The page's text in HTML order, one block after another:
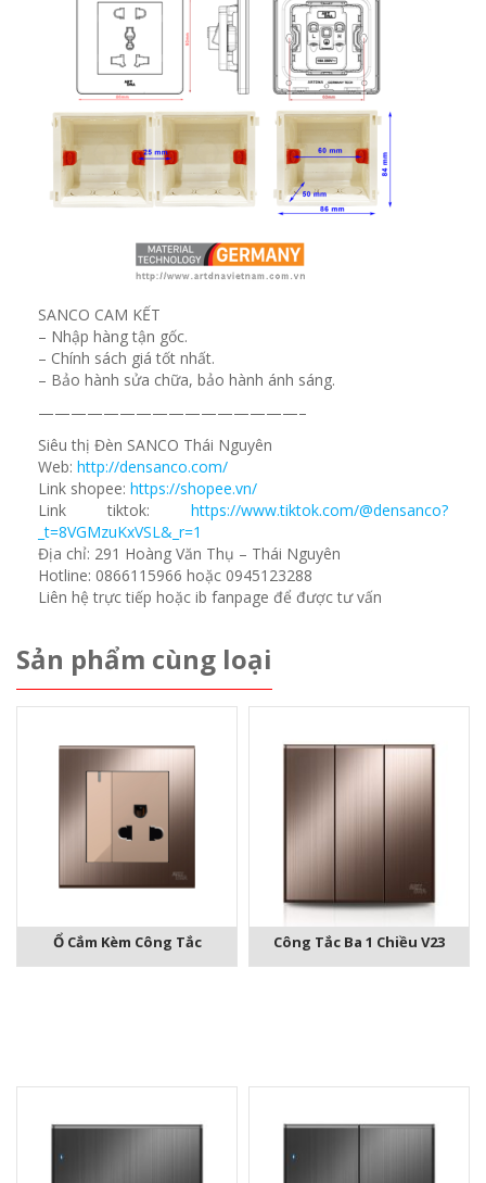
SANCO CAM KẾT
– Nhập hàng tận gốc.
– Chính sách giá tốt nhất.
– Bảo hành sửa chữa, bảo hành ánh sáng.
————————————————–
Siêu thị Đèn SANCO Thái Nguyên
Web: http://densanco.com/
Link shopee: https://shopee.vn/
Link tiktok: https://www.tiktok.com/@densanco?
_t=8VGMzuKxVSL&_r=1
Địa chỉ: 291 Hoàng Văn Thụ – Thái Nguyên
Hotline: 0866115966 hoặc 0945123288
Liên hệ trực tiếp hoặc ib fanpage để được tư vấn
Sản phẩm cùng loại
Ổ Cắm Kèm Công Tắc Công Tắc Ba 1 Chiều V23